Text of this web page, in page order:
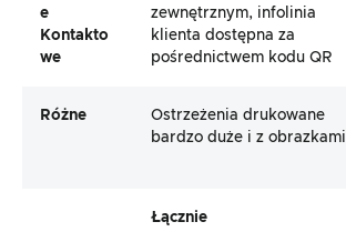
E
Kontakto
We
zewnętrznym, infolinia
klienta dostępna za
pośrednictwem kodu QR
Różne
Ostrzeżenia drukowane
bardzo duże i z obrazkami
Łącznie